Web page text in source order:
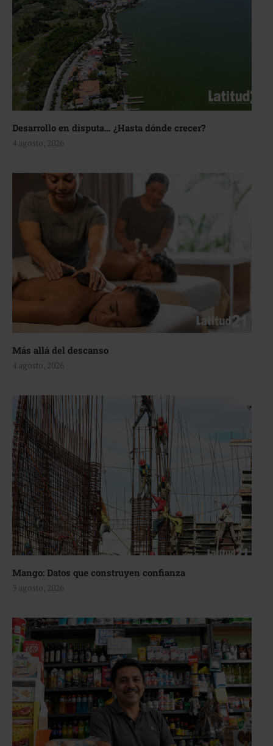
Desarrollo en disputa… ¿Hasta dónde crecer?
4 agosto, 2026
Más allá del descanso
4 agosto, 2026
Mango: Datos que construyen confianza
3 agosto, 2026